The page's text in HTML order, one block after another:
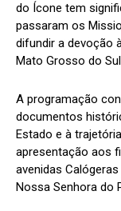
do Ícone tem
passaram os
difundir a devoção
Mato Grosso do
A programação
documentos
Estado e à
apresentação aos
avenidas
Nossa Senhora do